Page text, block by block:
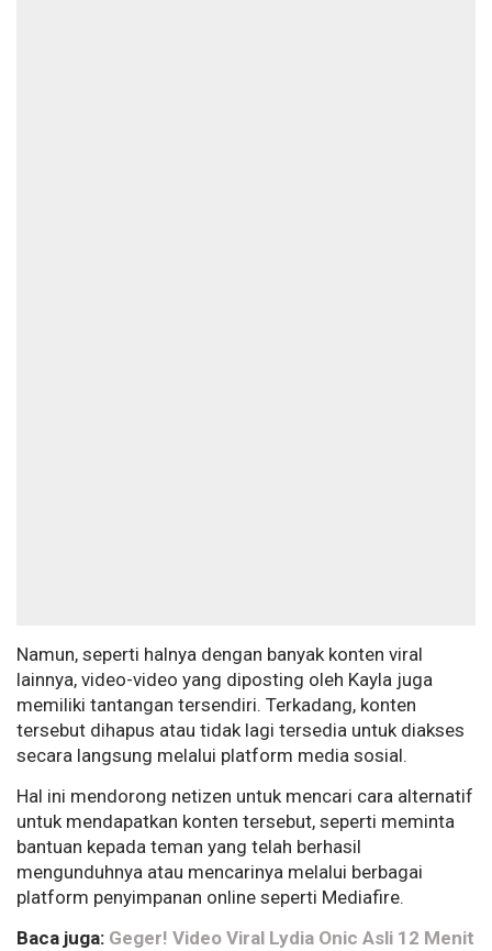
Namun, seperti halnya dengan banyak konten viral
lainnya, video-video yang diposting oleh Kayla juga
memiliki tantangan tersendiri. Terkadang, konten
tersebut dihapus atau tidak lagi tersedia untuk diakses
secara langsung melalui platform media sosial.
Hal ini mendorong netizen untuk mencari cara alternatif
untuk mendapatkan konten tersebut, seperti meminta
bantuan kepada teman yang telah berhasil
mengunduhnya atau mencarinya melalui berbagai
platform penyimpanan online seperti Mediafire.
Baca juga: Geger! Video Viral Lydia Onic Asli 12 Menit